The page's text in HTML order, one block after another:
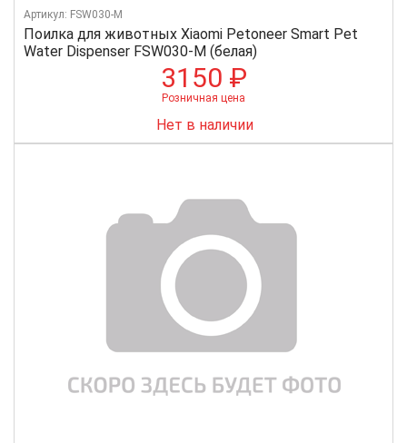
Поилка для животных Xiaomi Petoneer Smart Pet
Water Dispenser FSW030-M (белая)
Артикул: FSW030-M
3150 ₽
Розничная цена
Нет в наличии